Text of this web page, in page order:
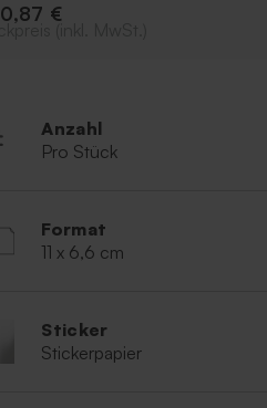
0,87 €
Anzahl
Pro Stück
Format
11 x 6,6 cm
Sticker
Stickerpapier